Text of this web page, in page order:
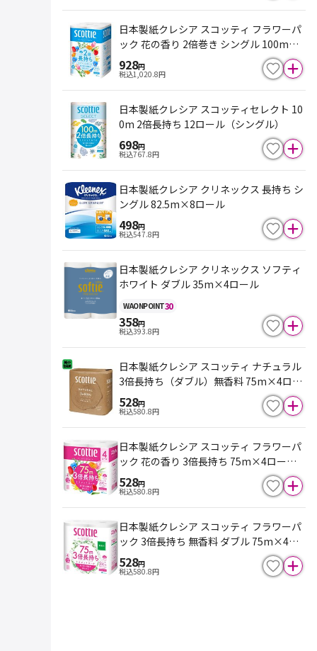
日本製紙クレシア スコッティ フラワーパ
ック 花の香り 2倍巻き シングル 100m×1
2ロール
928円
税込1,020.8円
日本製紙クレシア スコッティセレクト 10
0m 2倍長持ち 12ロール（シングル）
698円
税込767.8円
日本製紙クレシア クリネックス 長持ち シ
ングル 82.5m×8ロール
498円
税込547.8円
日本製紙クレシア クリネックス ソフティ
ホワイト ダブル 35m×4ロール
WAONPOINT30
358円
税込393.8円
日本製紙クレシア スコッティ ナチュラル
3倍長持ち（ダブル）無香料 75m×4ロー
ル
528円
税込580.8円
日本製紙クレシア スコッティ フラワーパ
ック 花の香り 3倍長持ち 75m×4ロール
（ダブル）
528円
税込580.8円
日本製紙クレシア スコッティ フラワーパ
ック 3倍長持ち 無香料 ダブル 75m×4ロ
ール
528円
税込580.8円